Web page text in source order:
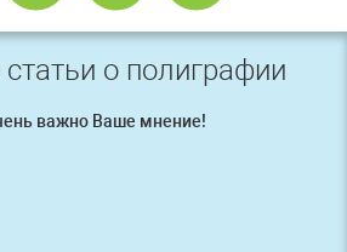
о полиграфии
важно Ваше мнение!